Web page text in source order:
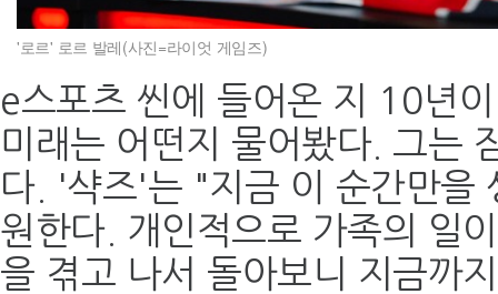
'로르' 로르 발레(사진=라이엇 게임즈)
e스포츠 씬에 들어온 지 10년
미래는 어떤지 물어봤다. 그는
다. '샥즈'는 "지금 이 순간만을
원한다. 개인적으로 가족의 일
을 겪고 나서 돌아보니 지금까